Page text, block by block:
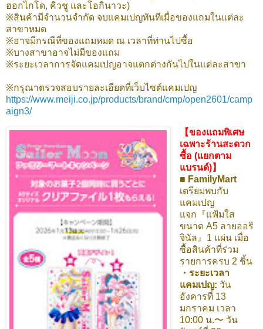
ฮอกไกโด, คิวชู และโอกินาวะ)
※สินค้ามีจำนวนจำกัด จบแคมเปญทันทีเมื่อของแถมในแต่ละ
สาขาหมด
※อาจมีกรณีที่ของแถมหมด ณ เวลาที่ท่านไปซื้อ
※บางสาขาอาจไม่มีของแถม
※ระยะเวลาการจัดแคมเปญอาจแตกต่างกันไปในแต่ละสาขา
※กรุณาตรวจสอบรายละเอียดที่เว็บไซต์แคมเปญ
https://www.meiji.co.jp/products/brand/cmp/open2601/camp
aign3/
【ของแถมพิเศษ
เฉพาะร้านสะดวก
ซื้อ (แยกตาม
แบรนด์)】
■ FamilyMart
เตรียมพบกับ
แคมเปญ
แจก『แฟ้มใส
ขนาด A5 ลายออริ
จินัล』1 แผ่น เมื่อ
ซื้อสินค้าที่ร่วม
รายการครบ 2 ชิ้น
・ระยะเวลา
แคมเปญ: วัน
อังคารที่ 13
มกราคม เวลา
10:00 น.〜 วัน